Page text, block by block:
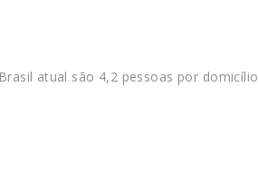
atual são 4,2 pessoas por